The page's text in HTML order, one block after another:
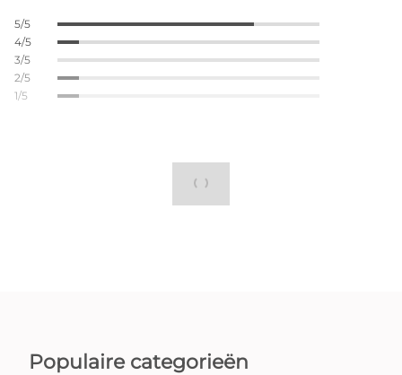
5/5
4/5
3/5
2/5
1/5
Populaire categorieën